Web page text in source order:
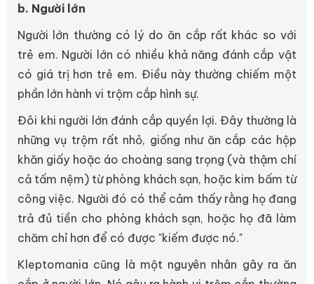
b. Người lớn
Người lớn thường có lý do ăn cắp rất khác so với
trẻ em. Người lớn có nhiều khả năng đánh cắp vật
có giá trị hơn trẻ em. Điều này thường chiếm một
phần lớn hành vi trộm cắp hình sự.
Đôi khi người lớn đánh cắp quyền lợi. Đây thường là
những vụ trộm rất nhỏ, giống như ăn cắp các hộp
khăn giấy hoặc áo choàng sang trọng (và thậm chí
cả tấm nệm) từ phòng khách sạn, hoặc kim bấm từ
công việc. Người đó có thể cảm thấy rằng họ đang
trả đủ tiền cho phòng khách sạn, hoặc họ đã làm
chăm chỉ hơn để có được "kiếm được nó."
Kleptomania cũng là một nguyên nhân gây ra ăn